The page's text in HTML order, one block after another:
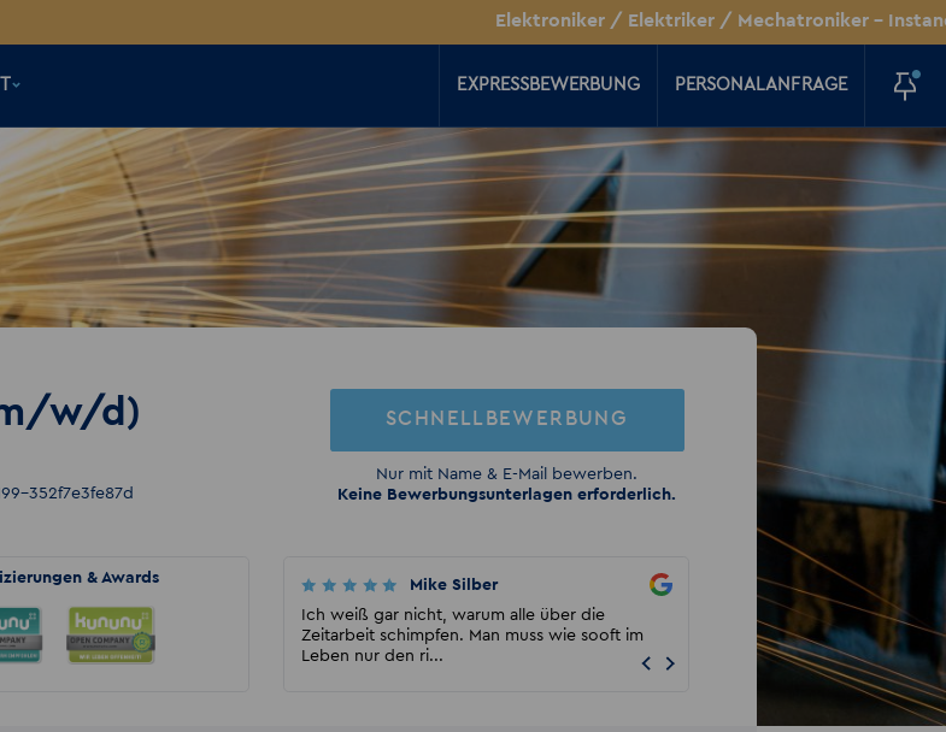
Elektroniker / Elektriker / Mechatroniker -
EXPRESSBEWERBUNG PERSONALANFRAGE
w/d)
352f7e3fe87d
SCHNELLBEWERBUNG
Nur mit Name & E-Mail bewerben.
Keine Bewerbungsunterlagen erforderlich.
& Awards
Anchina Transina
beim Vorstellungsgespräch gut
Konnte den ersten Einsatzkunden
Mike Silber
Ich weiß gar nicht, warum alle über die
Zeitarbeit schimpfen. Man muss wie sooft im
Leben nur den ri...
Malika Wida
Akzent hat mich aus einem
Arbeitsverhältnis an einen sehr
Arbeitgeber vermittelt. ...